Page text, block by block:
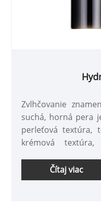
Zvlhčovanie
suchá, horná pera
perleťová textúra,
krémová
vlhkejšia.
rúžu, dúfam, že
Čítaj viac